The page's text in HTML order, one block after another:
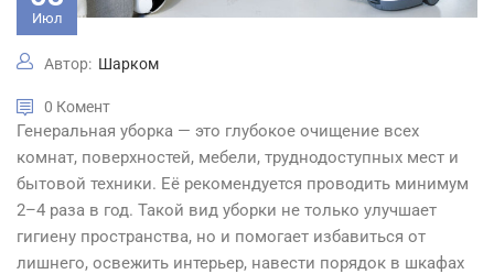
Июл
Автор: Шарком
0 Комент
Генеральная уборка — это глубокое очищение всех
комнат, поверхностей, мебели, труднодоступных мест и
бытовой техники. Её рекомендуется проводить минимум
2–4 раза в год. Такой вид уборки не только улучшает
гигиену пространства, но и помогает избавиться от
лишнего, освежить интерьер, навести порядок в шкафах